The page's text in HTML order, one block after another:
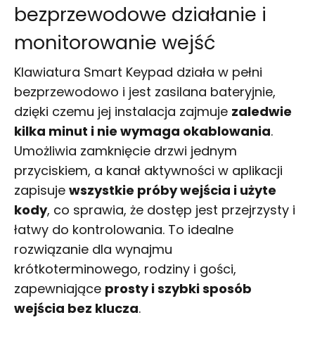
bezprzewodowe działanie i
monitorowanie wejść
Klawiatura Smart Keypad działa w pełni
bezprzewodowo i jest zasilana bateryjnie,
dzięki czemu jej instalacja zajmuje zaledwie
kilka minut i nie wymaga okablowania.
Umożliwia zamknięcie drzwi jednym
przyciskiem, a kanał aktywności w aplikacji
zapisuje wszystkie próby wejścia i użyte
kody, co sprawia, że dostęp jest przejrzysty i
łatwy do kontrolowania. To idealne
rozwiązanie dla wynajmu
krótkoterminowego, rodziny i gości,
zapewniające prosty i szybki sposób
wejścia bez klucza.